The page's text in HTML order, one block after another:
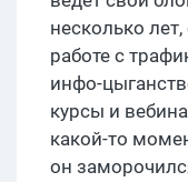
несколько
работе с
инфо-
курсы и
какой-то
он